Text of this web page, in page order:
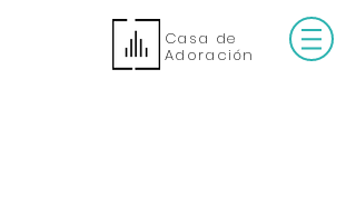
Casa de
Adoración